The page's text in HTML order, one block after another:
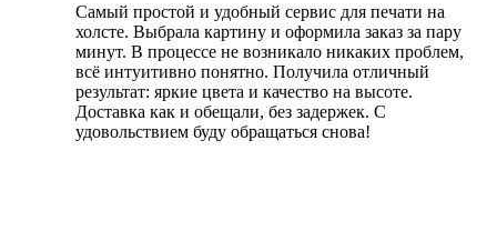
Самый простой и удобный сервис для печати на
холсте. Выбрала картину и оформила заказ за пару
минут. В процессе не возникало никаких проблем,
всё интуитивно понятно. Получила отличный
результат: яркие цвета и качество на высоте.
Доставка как и обещали, без задержек. С
удовольствием буду обращаться снова!